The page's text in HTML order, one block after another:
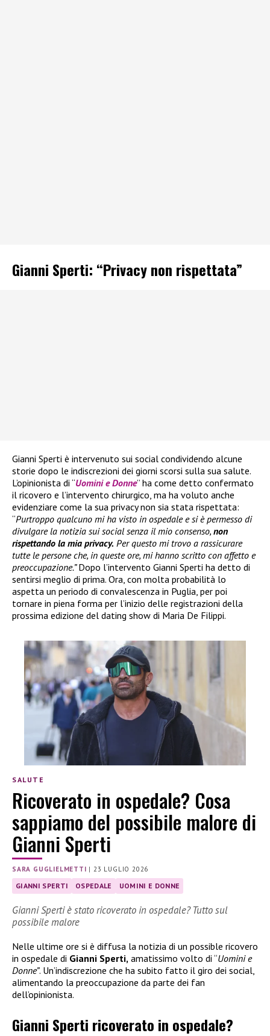
Gianni Sperti: “Privacy non rispettata”
Gianni Sperti è intervenuto sui social condividendo alcune
storie dopo le indiscrezioni dei giorni scorsi sulla sua salute.
L’opinionista di “Uomini e Donne” ha come detto confermato
il ricovero e l’intervento chirurgico, ma ha voluto anche
evidenziare come la sua privacy non sia stata rispettata:
“Purtroppo qualcuno mi ha visto in ospedale e si è permesso di
divulgare la notizia sui social senza il mio consenso, non
rispettando la mia privacy. Per questo mi trovo a rassicurare
tutte le persone che, in queste ore, mi hanno scritto con affetto e
preoccupazione.”Dopo l’intervento Gianni Sperti ha detto di
sentirsi meglio di prima. Ora, con molta probabilità lo
aspetta un periodo di convalescenza in Puglia, per poi
tornare in piena forma per l’inizio delle registrazioni della
prossima edizione del dating show di Maria De Filippi.
SALUTE
Ricoverato in ospedale? Cosa
sappiamo del possibile malore di
Gianni Sperti
SARA GUGLIELMETTI |23 LUGLIO 2026
GIANNI SPERTI OSPEDALE UOMINI E DONNE
Gianni Sperti è stato ricoverato in ospedale? Tutto sul
possibile malore
Nelle ultime ore si è diffusa la notizia di un possible ricovero
in ospedale di Gianni Sperti, amatissimo volto di “Uomini e
Donne”. Un’indiscrezione che ha subito fatto il giro dei social,
alimentando la preoccupazione da parte dei fan
dell’opinionista.
Gianni Sperti ricoverato in ospedale?